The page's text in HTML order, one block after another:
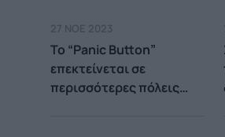
27 ΝΟΕ 2023
To “Panic Button”
επεκτείνεται σε
περισσότερες πόλεις